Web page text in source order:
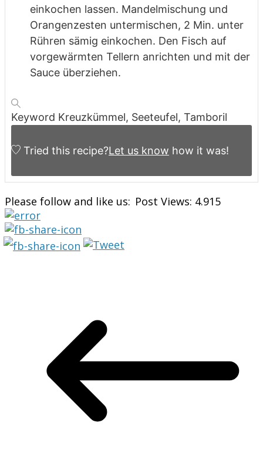
einkochen lassen. Mandelmischung und
Orangenzesten untermischen, 2 Min. unter
Rühren sämig einkochen. Den Fisch auf
vorgewärmten Tellern anrichten und mit der
Sauce überziehen.
Keyword Kreuzkümmel, Seeteufel, Tamboril
Tried this recipe?Let us know how it was!
Please follow and like us: Post Views: 4.915